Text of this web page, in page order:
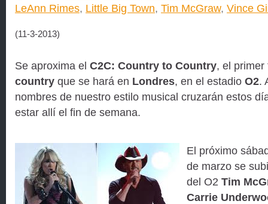
LeAnn Rimes, Little Big Town, Tim McGraw, Vince
(11-3-2013)
Se aproxima el C2C: Country to Country, el
country que se hará en Londres, en el estadio O2.
nombres de nuestro estilo musical cruzarán estos
estar allí el fin de semana.
El próximo
de marzo se
del O2 Tim
Carrie